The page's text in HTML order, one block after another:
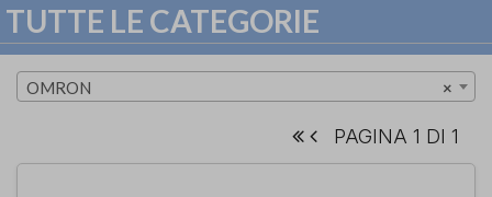
TUTTE LE CATEGORIE
×
OMRON
PAGINA 1 DI 1